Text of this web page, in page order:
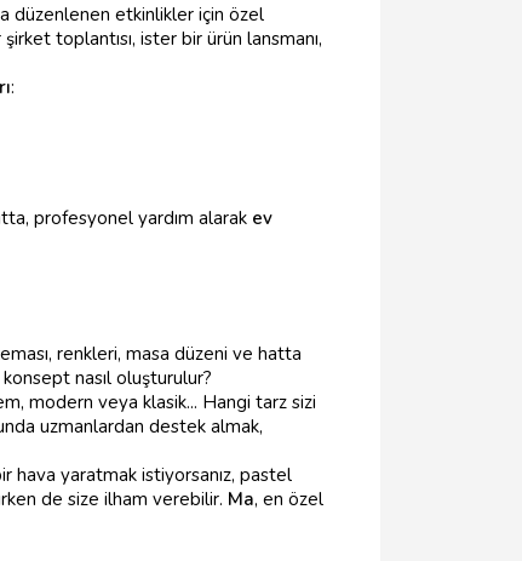
düzenlenen etkinlikler için özel
toplantısı, ister bir ürün lansmanı,
:
profesyonel yardım alarak ev
renkleri, masa düzeni ve hatta
nasıl oluşturulur?
modern veya klasik... Hangi tarz sizi
uzmanlardan destek almak,
hava yaratmak istiyorsanız, pastel
de size ilham verebilir. Ma, en özel